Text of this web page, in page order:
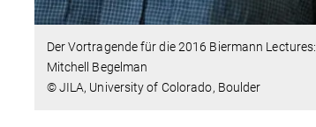
Der Vortragende für die 2016 Biermann Lectures:
Mitchell Begelman
© JILA, University of Colorado, Boulder